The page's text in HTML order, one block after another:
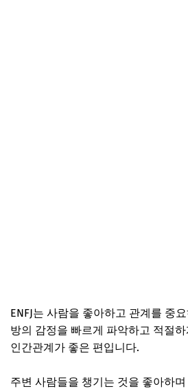
ENFJ는 사람을 좋아하고 관계를 중
방의 감정을 빠르게 파악하고 적절
인간관계가 좋은 편입니다.
주변 사람들을 챙기는 것을 좋아하